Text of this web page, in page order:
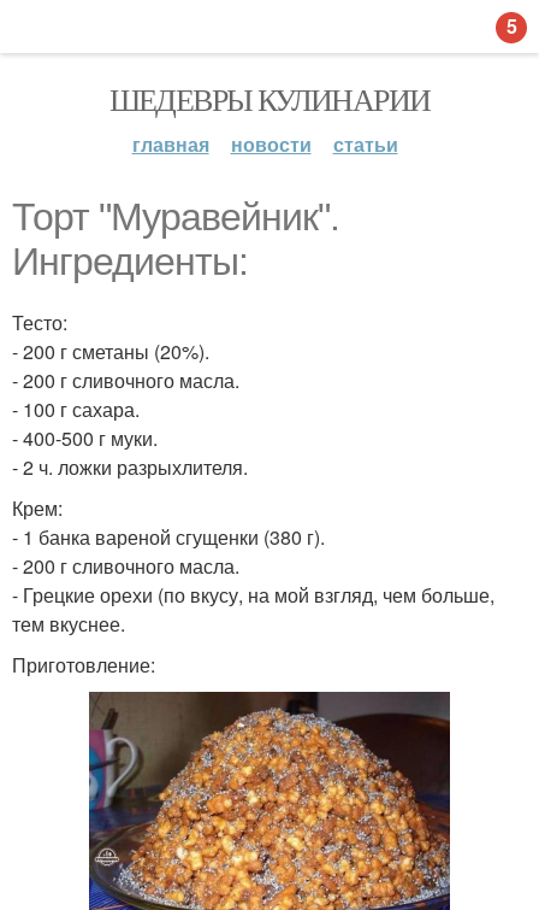
ШЕДЕВРЫ КУЛИНАРИИ
главная новости статьи
Торт "Муравейник".
Ингредиенты:
Тесто:
- 200 г сметаны (20%).
- 200 г сливочного масла.
- 100 г сахара.
- 400-500 г муки.
- 2 ч. ложки разрыхлителя.
Крем:
- 1 банка вареной сгущенки (380 г).
- 200 г сливочного масла.
- Грецкие орехи (по вкусу, на мой взгляд, чем больше,
тем вкуснее.
Приготовление:
5